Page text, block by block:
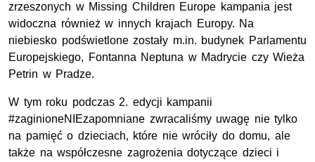
zrzeszonych w Missing Children Europe kampania jest
widoczna również w innych krajach Europy. Na
niebiesko podświetlone zostały m.in. budynek Parlamentu
Europejskiego, Fontanna Neptuna w Madrycie czy Wieża
Petrin w Pradze.
W tym roku podczas 2. edycji kampanii
#zaginioneNIEzapomniane zwracaliśmy uwagę nie tylko
na pamięć o dzieciach, które nie wróciły do domu, ale
także na współczesne zagrożenia dotyczące dzieci i